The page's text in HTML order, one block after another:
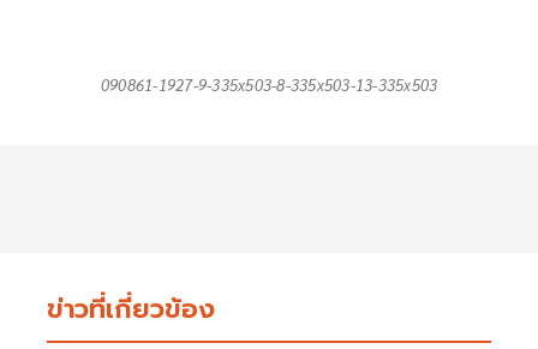
090861-1927-9-335x503-8-335x503-13-335x503
ข่าวที่เกี่ยวข้อง